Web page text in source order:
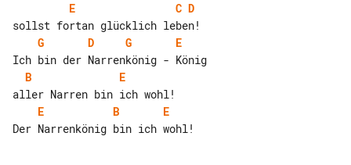
E
C D
G
D G
E
B
E
E
B
E